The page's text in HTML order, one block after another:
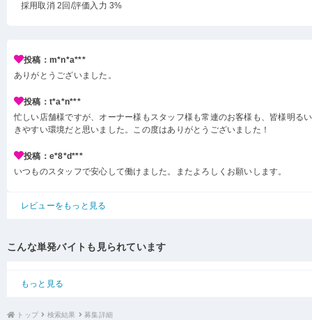
採用取消 2回 /評価入力 3%
投稿：m*n*a***
ありがとうございました。
投稿：t*a*n***
忙しい店舗様ですが、オーナー様もスタッフ様も常連のお客様も、皆様明る
きやすい環境だと思いました。この度はありがとうございました！
投稿：e*8*d***
いつものスタッフで安心して働けました。またよろしくお願いします。
レビューをもっと見る
こんな単発バイトも見られています
もっと見る
トップ 検索結果 募集詳細